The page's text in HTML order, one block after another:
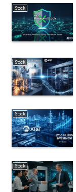
Stock
Stock
Stock
Stock